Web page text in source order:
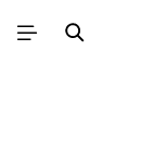
Ga naar de